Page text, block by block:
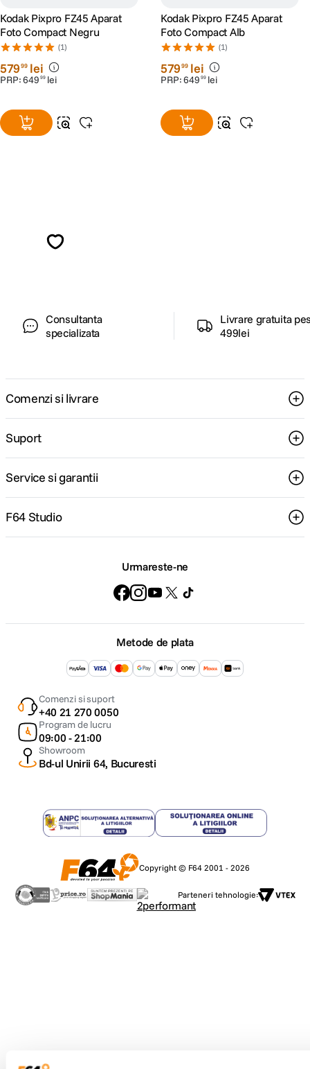
Kodak Pixpro FZ45 Aparat
Foto Compact Negru
(1)
57999 lei
PRP:649 99 lei
Kodak Pixpro FZ45 Aparat
Foto Compact Alb
(1)
57999 lei
PRP:649 99 lei
Consultanta
specializata
Livrare gratuita
499lei
Comenzi si livrare
Suport
Service si garantii
F64 Studio
Urmareste-ne
Metode de plata
Comenzi si suport
+40 21 270 0050
Program de lucru
09:00 - 21:00
Showroom
Bd-ul Unirii 64, Bucuresti
Copyright © F64 2001 - 2026
Parteneri tehnologie: